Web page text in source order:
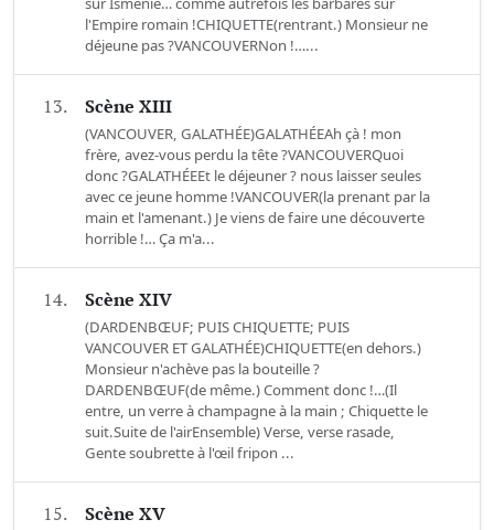
l'Empire romain !CHIQUETTE(rentrant.) Monsieur ne
déjeune pas ?VANCOUVERNon !…...
13. Scène XIII
(VANCOUVER, GALATHÉE)GALATHÉEAh çà ! mon
frère, avez-vous perdu la tête ?VANCOUVERQuoi
donc ?GALATHÉEEt le déjeuner ? nous laisser seules
avec ce jeune homme !VANCOUVER(la prenant par la
main et l'amenant.) Je viens de faire une découverte
horrible !… Ça m'a...
14. Scène XIV
(DARDENBŒUF; PUIS CHIQUETTE; PUIS
VANCOUVER ET GALATHÉE)CHIQUETTE(en dehors.)
Monsieur n'achève pas la bouteille ?
DARDENBŒUF(de même.) Comment donc !…(Il
entre, un verre à champagne à la main ; Chiquette le
suit.Suite de l'airEnsemble) Verse, verse rasade,
Gente soubrette à l'œil fripon ...
15. Scène XV